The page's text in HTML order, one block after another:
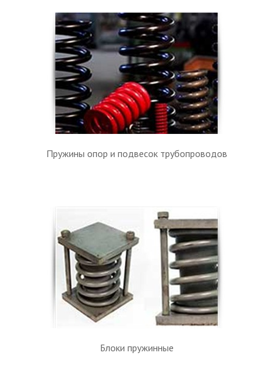
Пружины опор и подвесок трубопроводов
Блоки пружинные